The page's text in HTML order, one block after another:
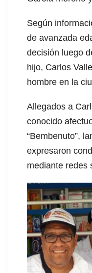
Según
de avanzada
decisión luego
hijo, Carlos
hombre en la
Allegados a
conocido
“Bembenuto”,
expresaron
mediante redes